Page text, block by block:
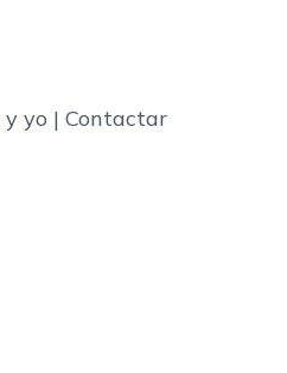
yo | Contactar